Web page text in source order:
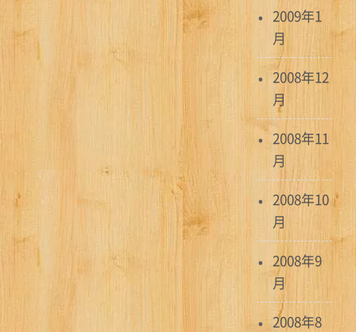
2009年1
月
2008年12
月
2008年11
月
2008年10
月
2008年9
月
2008年8